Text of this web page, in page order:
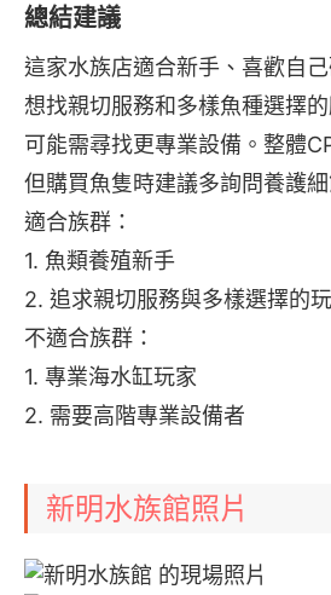
總結建議
這家水族店適合新手、喜歡自
想找親切服務和多樣魚種選擇
可能需尋找更專業設備。整體
但購買魚隻時建議多詢問養護
適合族群：
1. 魚類養殖新手
2. 追求親切服務與多樣選擇的
不適合族群：
1. 專業海水缸玩家
2. 需要高階專業設備者
新明水族館照片